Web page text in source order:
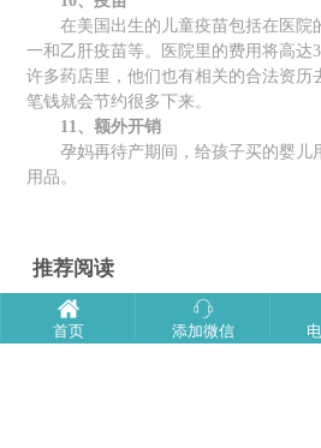
在美国出生的儿童疫苗包括在医院
一和乙肝疫苗等。医院里的费用将高达
许多药店里，他们也有相关的合法资历
笔钱就会节约很多下来。
11、额外开销
孕妈再待产期间，给孩子买的婴儿
用品。
推荐阅读
美国产子期间不可忽视的四大生活细
首页 添加微信